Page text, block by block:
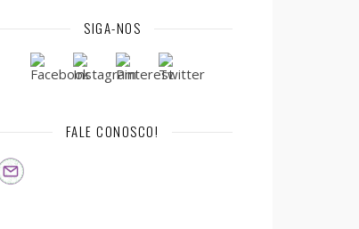
SIGA-NOS
FALE CONOSCO!